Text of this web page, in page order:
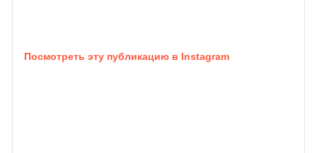
Посмотреть эту публикацию в Instagram